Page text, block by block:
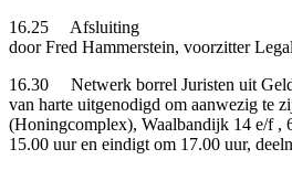
16.25 Afsluiting
door Fred Hammerstein, voorzitter
16.30 Netwerk borrel Juristen uit
van harte uitgenodigd om aanwezig te
(Honingcomplex), Waalbandijk 14 e/f ,
15.00 uur en eindigt om 17.00 uur,